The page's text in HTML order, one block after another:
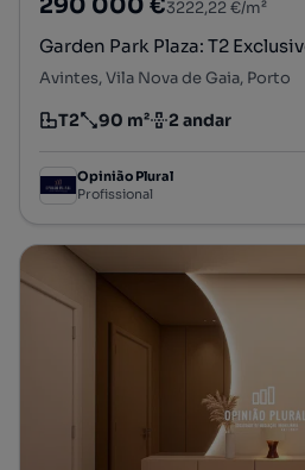
290 000 €3222,22 €/m²
Garden Park Plaza: T2
Avintes, Vila Nova de Gaia, Porto
Tipologia
T2
Preço por metro quadrado
90 m²
Andar 2 andar
Opinião Plural
Profissional